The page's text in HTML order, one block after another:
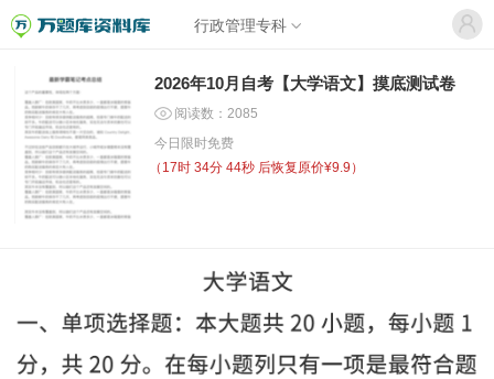
行政管理专科
2026年10月自考【大学语文】摸底测试卷
阅读数：2085
今日限时免费
（ 17时 34分 44秒 后恢复原价¥9.9）